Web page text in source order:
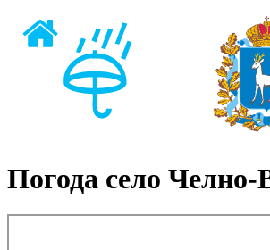
Погода село